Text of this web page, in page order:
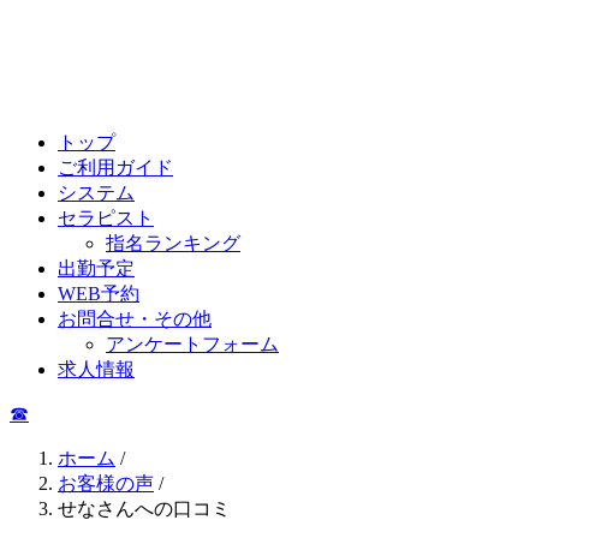
トップ
ご利用ガイド
システム
セラピスト
指名ランキング
出勤予定
WEB予約
お問合せ・その他
アンケートフォーム
求人情報
☎︎
ホーム /
お客様の声 /
せなさんへの口コミ